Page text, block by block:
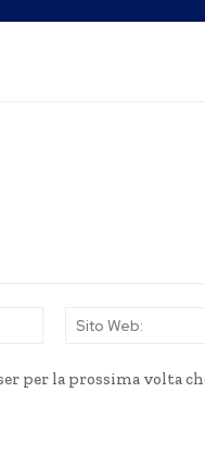
Email:
per la prossima volta